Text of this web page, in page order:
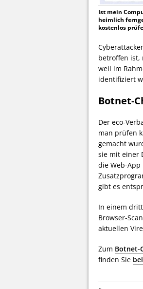
Ist mein
heimlich
kostenlos
betroffen ist,
weil im
identifiziert
Botnet-
Der eco-
man prüfen
gemacht
sie mit einer
die Web-
gibt es
In einem
Browser-
aktuellen
Zum Botnet-
finden Sie